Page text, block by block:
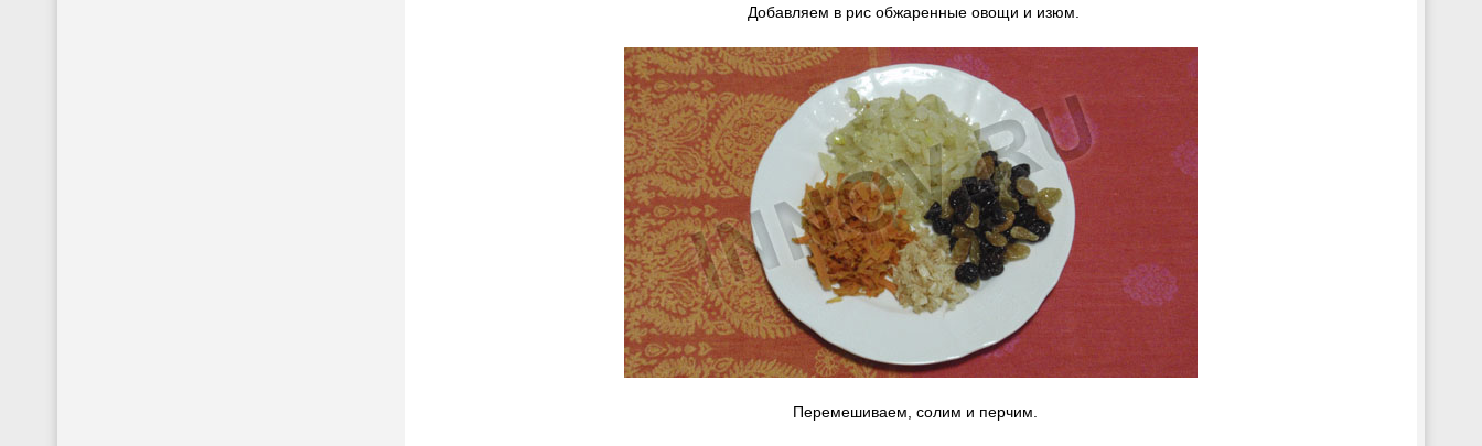
Добавляем в рис обжаренные овощи и изюм.
Перемешиваем, солим и перчим.